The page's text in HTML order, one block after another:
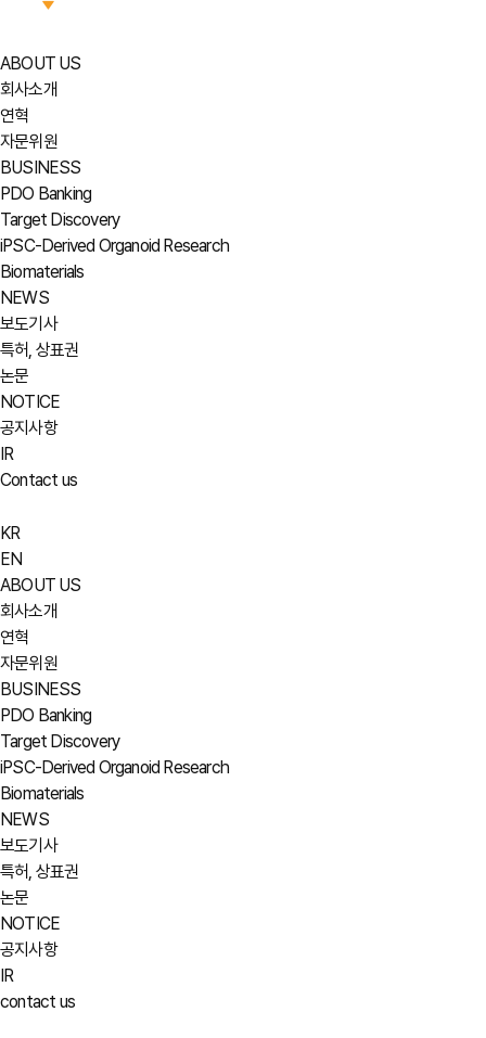
ABOUT US
회사소개
연혁
자문위원
BUSINESS
PDO Banking
Target Discovery
iPSC-Derived Organoid Research
Biomaterials
NEWS
보도기사
특허, 상표권
논문
NOTICE
공지사항
IR
Contact us
KR
EN
ABOUT US
회사소개
연혁
자문위원
BUSINESS
PDO Banking
Target Discovery
iPSC-Derived Organoid Research
Biomaterials
NEWS
보도기사
특허, 상표권
논문
NOTICE
공지사항
IR
contact us